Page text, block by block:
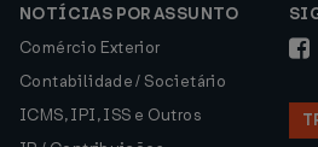
NOTÍCIAS POR ASSUNTO
Comércio Exterior
Contabilidade / Societário
ICMS, IPI, ISS e Outros